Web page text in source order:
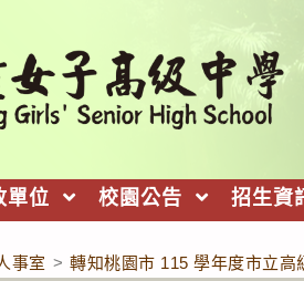
單位 校園公告 招生資
事室 > 轉知桃園市 115 學年度市立高